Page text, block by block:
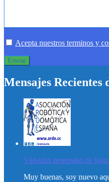
Acepta nuestros terminos y
Mensajes Recientes
Válvulas pepepako de
Muy buenas, soy nuevo